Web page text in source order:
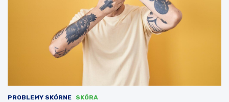
PROBLEMY SKÓRNE SKÓRA